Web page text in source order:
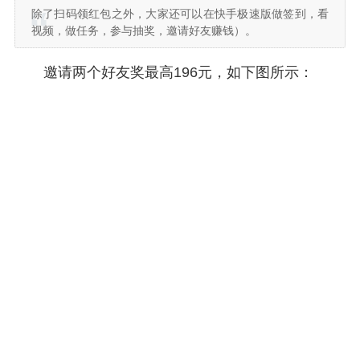
除了扫码领红包之外，大家还可以在快手极速版做签到，看
视频，做任务，参与抽奖，邀请好友赚钱）。
邀请两个好友奖最高196元，如下图所示：